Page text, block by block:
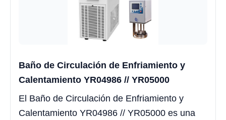
Baño de Circulación de Enfriamiento y
Calentamiento YR04986 // YR05000
El Baño de Circulación de Enfriamiento y
Calentamiento YR04986 // YR05000 es una